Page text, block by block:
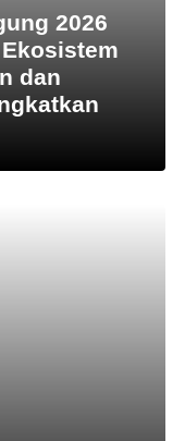
2026
dan